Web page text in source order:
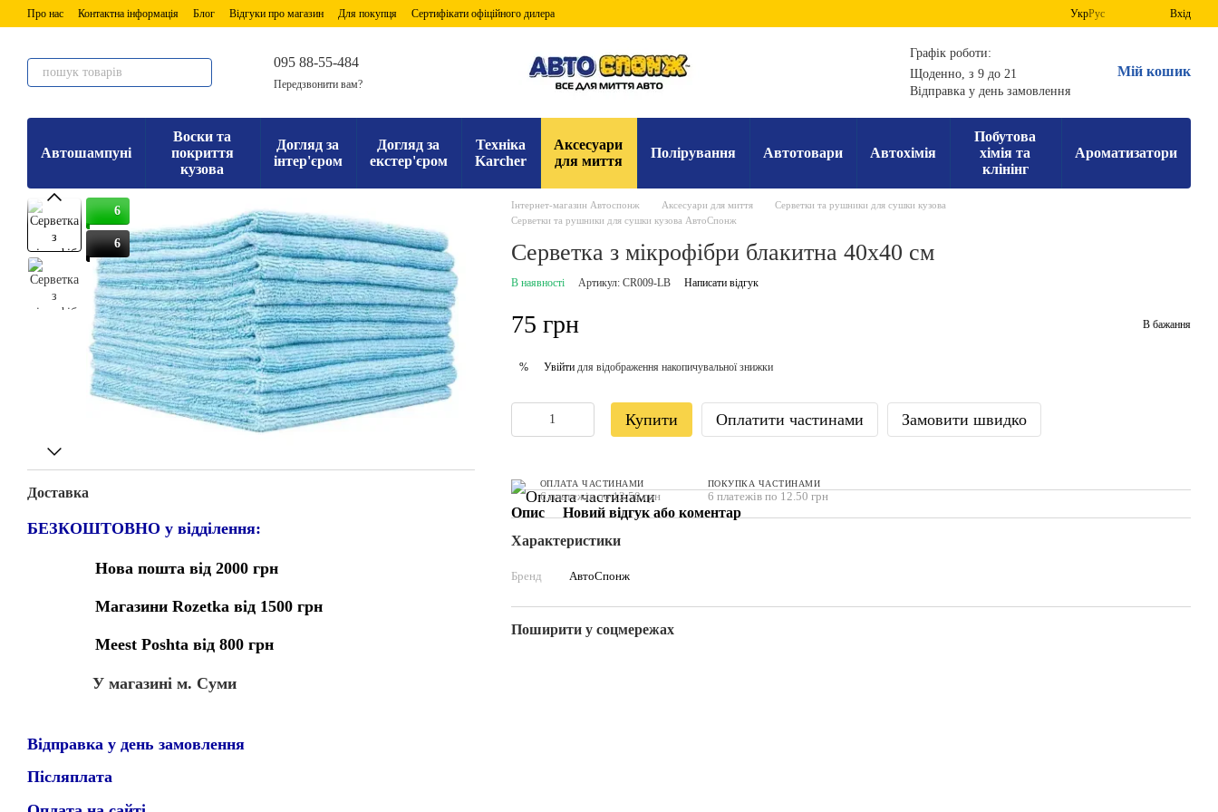
Перейти до основного контенту
Про нас Контактна інформація Блог Відгуки про магазин Для покупця Сертифікати офіційного дилера УкрРус Вхід
095 88-55-484
Передзвонити вам?
Графік роботи:
Щоденно, з 9 до 21
Відправка у день замовлення
Мій кошик
Автошампуні
Воски та
покриття
кузова
Догляд за
інтер'єром
Догляд за
екстер'єром
Техніка
Karcher
Аксесуари
для миття
Полірування Автотовари Автохімія
Побутова
хімія та
клінінг
Ароматизатори
6
6
Доставка
БЕЗКОШТОВНО у відділення:
Нова пошта від 2000 грн
Магазини Rozetka від 1500 грн
Meest Poshta від 800 грн
У магазині м. Суми
Відправка у день замовлення
Післяплата
Інтернет-магазин Автоспонж Аксесуари для миття
Серветки та рушники для сушки кузова
Серветки та рушники для сушки кузова АвтоСпонж
Серветка з мікрофібри блакитна 40х40 см
В наявності Артикул: CR009-LB Написати відгук
75 грн В бажання
% Увійтидля відображення накопичувальної знижки
Купити Оплатити частинами Замовити швидко
ОПЛАТА ЧАСТИНАМИ
6 платежів по 12.50 грн
ПОКУПКА ЧАСТИНАМИ
6 платежів по 12.50 грн
Опис
Новий відгук або коментар
Характеристики
Бренд АвтоСпонж
Поширити у соцмережах